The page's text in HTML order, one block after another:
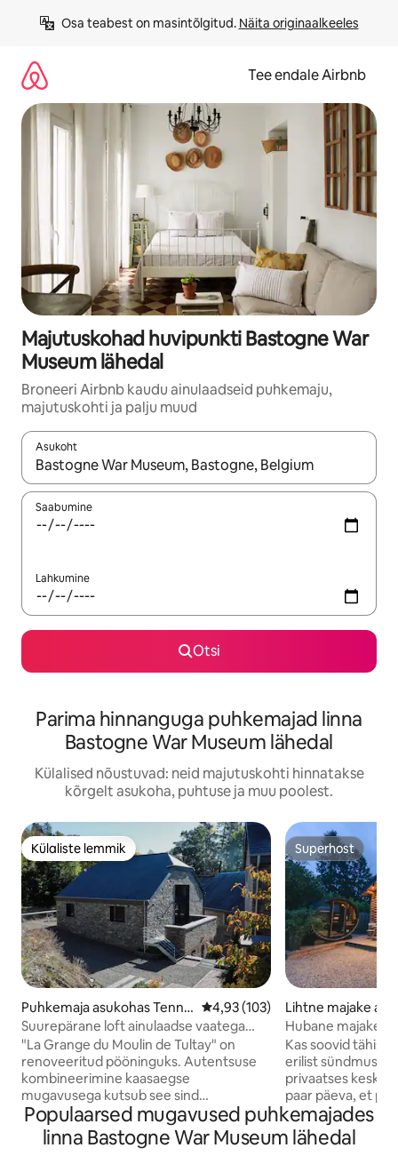
Osa teabest on masintõlgitud. Näita originaalkeeles
Tee endale Airbnb
Majutuskohad huvipunkti Bastogne War
Museum lähedal
Broneeri Airbnb kaudu ainulaadseid puhkemaju,
majutuskohti ja palju muud
Asukoht
Kui tulemused on kuvatud, liigu ekraanil nooleklahvidega või
Saabumine
Lahkumine
Otsi
Parima hinnanguga puhkemajad linna
Bastogne War Museum lähedal
Külalised nõustuvad: neid majutuskohti hinnatakse
kõrgelt asukoha, puhtuse ja muu poolest.
Külaliste lemmik
Külaliste lemmik
Puhkemaja asukohas Tenne
ville
Keskmine hinnang 4,93/5, 103
4,93 (103)
Suurepärane loft ainulaadse vaatega
vesiveski tiikidele
"La Grange du Moulin de Tultay" on
renoveeritud pööninguks. Autentsuse
kombineerimine kaasaegse
mugavusega kutsub see sind
ainulaadseks ja ökoloogiliselt
vastutustundlikuks kogemuseks
(looduslikud materjalid, madal
Superhost
Superhost
Lihtne majake
waille
Hubane majake
hämmastavas
Kas soovid
erilist sündmust
privaatses
paar päeva, et
linnadest?
hubasesse ja
on varustatud
Populaarsed mugavused puhkemajades
linna Bastogne War Museum lähedal